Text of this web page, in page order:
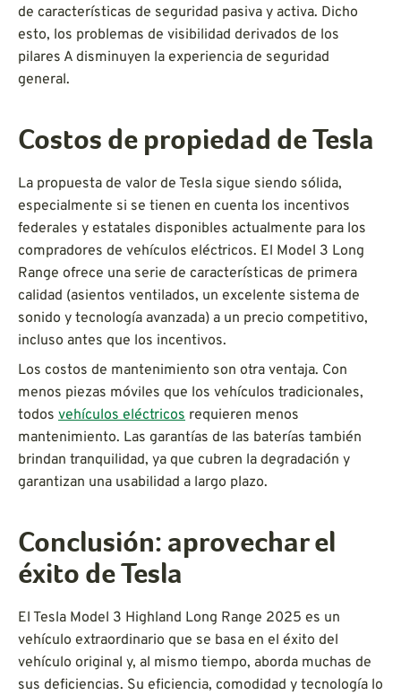
de características de seguridad pasiva y activa. Dicho
esto, los problemas de visibilidad derivados de los
pilares A disminuyen la experiencia de seguridad
general.
Costos de propiedad de Tesla
La propuesta de valor de Tesla sigue siendo sólida,
especialmente si se tienen en cuenta los incentivos
federales y estatales disponibles actualmente para los
compradores de vehículos eléctricos. El Model 3 Long
Range ofrece una serie de características de primera
calidad (asientos ventilados, un excelente sistema de
sonido y tecnología avanzada) a un precio competitivo,
incluso antes que los incentivos.
Los costos de mantenimiento son otra ventaja. Con
menos piezas móviles que los vehículos tradicionales,
todos vehículos eléctricos requieren menos
mantenimiento. Las garantías de las baterías también
brindan tranquilidad, ya que cubren la degradación y
garantizan una usabilidad a largo plazo.
Conclusión: aprovechar el
éxito de Tesla
El Tesla Model 3 Highland Long Range 2025 es un
vehículo extraordinario que se basa en el éxito del
vehículo original y, al mismo tiempo, aborda muchas de
sus deficiencias. Su eficiencia, comodidad y tecnología lo